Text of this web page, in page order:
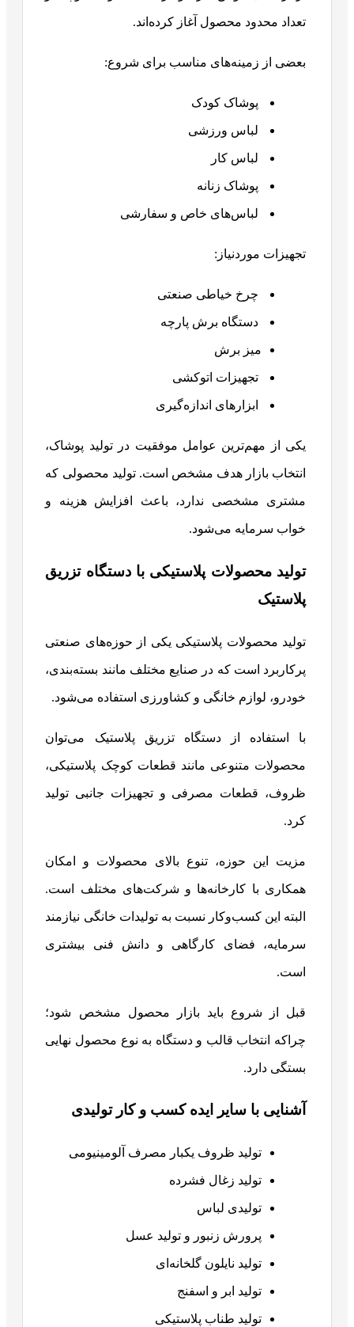
تعداد محدود محصول آغاز کرده‌اند.
بعضی از زمینه‌های مناسب برای شروع:
پوشاک کودک
لباس ورزشی
لباس کار
پوشاک زنانه
لباس‌های خاص و سفارشی
تجهیزات موردنیاز:
چرخ خیاطی صنعتی
دستگاه برش پارچه
میز برش
تجهیزات اتوکشی
ابزارهای اندازه‌گیری
یکی از مهم‌ترین عوامل موفقیت در تولید پوشاک،
انتخاب بازار هدف مشخص است. تولید محصولی که
مشتری مشخصی ندارد، باعث افزایش هزینه و
خواب سرمایه می‌شود.
تولید محصولات پلاستیکی با دستگاه تزریق
پلاستیک
تولید محصولات پلاستیکی یکی از حوزه‌های صنعتی
پرکاربرد است که در صنایع مختلف مانند بسته‌بندی،
خودرو، لوازم خانگی و کشاورزی استفاده می‌شود.
با استفاده از دستگاه تزریق پلاستیک می‌توان
محصولات متنوعی مانند قطعات کوچک پلاستیکی،
ظروف، قطعات مصرفی و تجهیزات جانبی تولید
کرد.
مزیت این حوزه، تنوع بالای محصولات و امکان
همکاری با کارخانه‌ها و شرکت‌های مختلف است.
البته این کسب‌وکار نسبت به تولیدات خانگی نیازمند
سرمایه، فضای کارگاهی و دانش فنی بیشتری
است.
قبل از شروع باید بازار محصول مشخص شود؛
چراکه انتخاب قالب و دستگاه به نوع محصول نهایی
بستگی دارد.
آشنایی با سایر ایده کسب و کار تولیدی
تولید ظروف یکبار مصرف آلومینیومی
تولید زغال فشرده
تولیدی لباس
پرورش زنبور و تولید عسل
تولید نایلون گلخانه‌ای
تولید ابر و اسفنج
تولید طناب پلاستیکی